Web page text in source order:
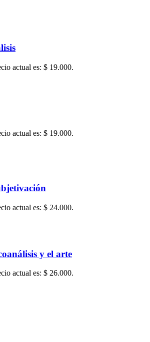
actual es: $ 19.000.
actual es: $ 19.000.
actual es: $ 24.000.
y el arte
actual es: $ 26.000.